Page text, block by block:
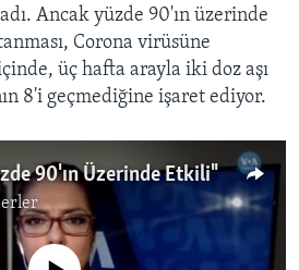
Ancak yüzde 90'ın üzerinde
Corona virüsüne
üç hafta arayla iki doz aşı
8'i geçmediğine işaret ediyor.
90'ın Üzerinde Etkili"
currently available